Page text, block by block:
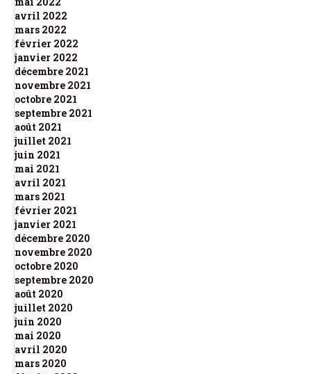
avril 2022
mars 2022
février 2022
janvier 2022
décembre 2021
novembre 2021
octobre 2021
septembre 2021
août 2021
juillet 2021
juin 2021
mai 2021
avril 2021
mars 2021
février 2021
janvier 2021
décembre 2020
novembre 2020
octobre 2020
septembre 2020
août 2020
juillet 2020
juin 2020
mai 2020
avril 2020
mars 2020